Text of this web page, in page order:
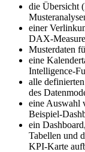
die Übersicht
einer
DAX-
Musterdaten
eine
Intelligence-
alle
des
eine Auswahl
Beispiel-
ein
Tabellen und
KPI-Karte